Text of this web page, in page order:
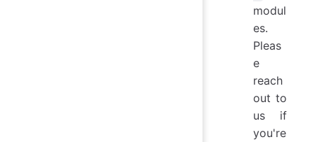
modul
es.
Pleas
e
reach
out to
us if
you're